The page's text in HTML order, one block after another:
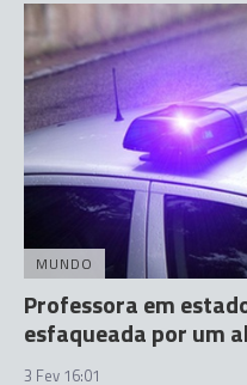
MUNDO
Professora em
esfaqueada por um
3 Fev 16:01